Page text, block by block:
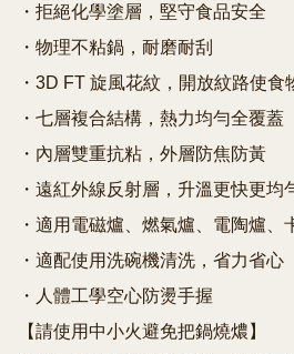
・拒絕化學塗層，堅守食品安全
・物理不粘鍋，耐磨耐刮
・3D FT 旋風花紋，開放紋路使食
・七層複合結構，熱力均勻全覆蓋
・內層雙重抗粘，外層防焦防黃
・遠紅外線反射層，升溫更快更均
・適用電磁爐、燃氣爐、電陶爐、
・適配使用洗碗機清洗，省力省心
・人體工學空心防燙手握
【請使用中小火避免把鍋燒燶】